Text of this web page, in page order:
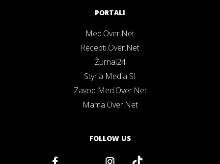
PORTALI
Med.Over.Net
Recepti.Over.Net
Žurnal24
Styria Media SI
Zavod Med.Over.Net
Mama.Over.Net
FOLLOW US